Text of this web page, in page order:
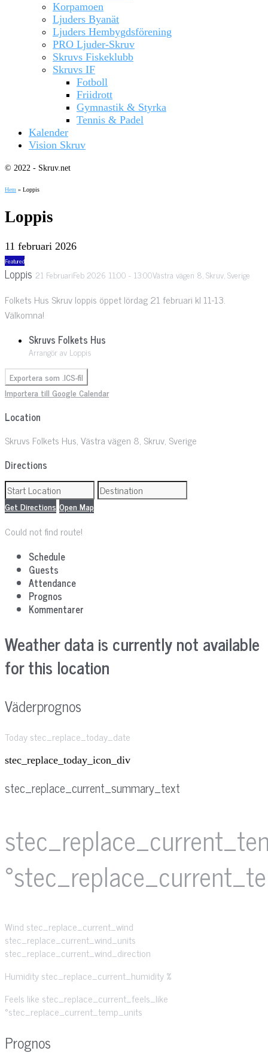
Korpamoen
Ljuders Byanät
Ljuders Hembygdsförening
PRO Ljuder-Skruv
Skruvs Fiskeklubb
Skruvs IF
Fotboll
Friidrott
Gymnastik & Styrka
Tennis & Padel
Kalender
Vision Skruv
© 2022 - Skruv.net
Hem » Loppis
Loppis
11 februari 2026
Featured
Loppis 21 FebruariFeb2026 11:00 - 13:00Västra vägen 8, Skruv, Sverige
Folkets Hus Skruv loppis öppet lördag 21 februari kl 11-13.
Välkomna!
Skruvs Folkets Hus
Arrangör av Loppis
Exportera som .ICS-fil
Importera till Google Calendar
Location
Skruvs Folkets Hus, Västra vägen 8, Skruv, Sverige
Directions
Get Directions Open Map
Could not find route!
Schedule
Guests
Attendance
Prognos
Kommentarer
Weather data is currently not available
for this location
Väderprognos
Today stec_replace_today_date
stec_replace_today_icon_div
stec_replace_current_summary_text
Wind stec_replace_current_wind
stec_replace_current_wind_units
stec_replace_current_wind_direction
Humiditystec_replace_current_humidity %
Feels like stec_replace_current_feels_like
°stec_replace_current_temp_units
Prognos